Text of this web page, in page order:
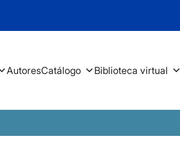
AutoresCatálogo Biblioteca virtual